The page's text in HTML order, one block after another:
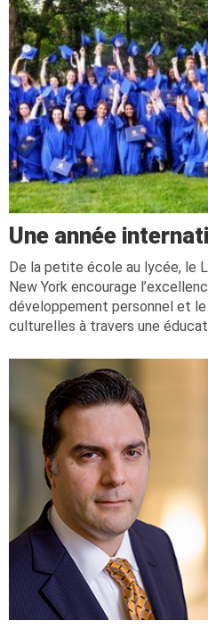
Une année
De la petite école au lycée, le
New York encourage
développement personnel et
culturelles à travers une